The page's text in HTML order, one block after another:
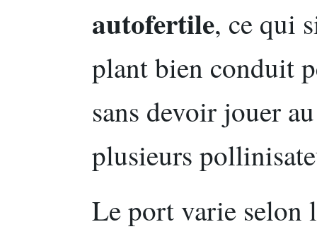
autofertile, ce qui
plant bien conduit
sans devoir jouer
plusieurs
Le port varie selon